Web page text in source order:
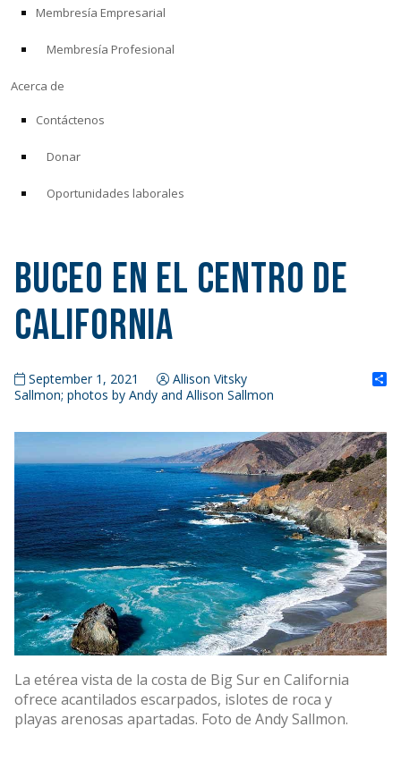
Membresía Empresarial
Membresía Profesional
Acerca de
Contáctenos
Donar
Oportunidades laborales
Buceo en el centro de
California
September 1, 2021
Allison Vitsky
Sallmon; photos by Andy and Allison Sallmon
La etérea vista de la costa de Big Sur en California
ofrece acantilados escarpados, islotes de roca y
playas arenosas apartadas. Foto de Andy Sallmon.